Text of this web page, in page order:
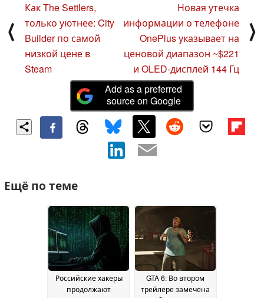
⟨
Как The Settlers,
только уютнее: City
Builder по самой
низкой цене в
Steam
Новая утечка
информации о телефоне
OnePlus указывает на
ценовой диапазон ~$221
и OLED-дисплей 144 Гц
⟩
Add as a preferred
source on Google
Ещё по теме
Российские хакеры
продолжают
GTA 6: Во втором
трейлере замечена